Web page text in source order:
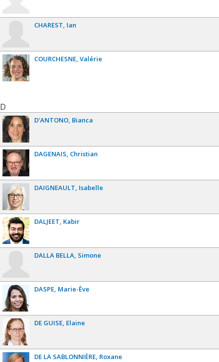
CHAREST Ian
COURCHESNE Valérie
D
D'ANTONO Bianca
DAGENAIS Christian
DAIGNEAULT Isabelle
DALJEET Kabir
DALLA BELLA Simone
DASPE Marie-Ève
DE GUISE Elaine
DE LA SABLONNIÈRE Roxane